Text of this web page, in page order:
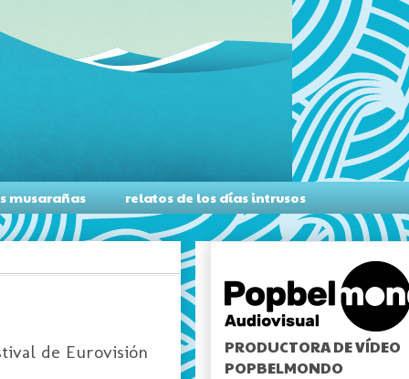
musarañas relatos de los días intrusos
de Eurovisión
PRODUCTORA DE VÍDEO
POPBELMONDO